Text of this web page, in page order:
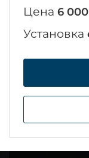
Цена 6
Установка